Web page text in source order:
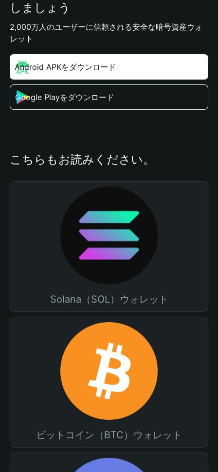
しましょう
2,000万人のユーザーに信頼される安全な暗号資産ウォ
レット
Android APKをダウンロード
Google Playをダウンロード
こちらもお読みください。
Solana（SOL）ウォレット
ビットコイン（BTC）ウォレット